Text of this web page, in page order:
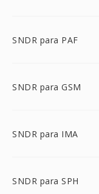
SNDR para PAF
SNDR para GSM
SNDR para IMA
SNDR para SPH